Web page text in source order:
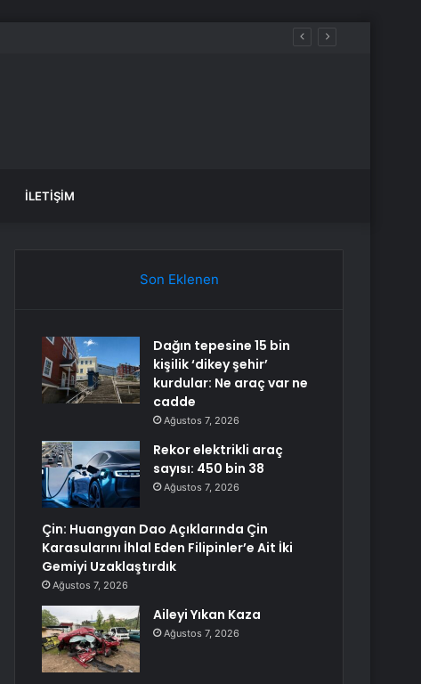
İLETIŞIM
Son Eklenen
Dağın tepesine 15 bin
kişilik ‘dikey şehir’
kurdular: Ne araç var ne
cadde
Ağustos 7, 2026
Rekor elektrikli araç
sayısı: 450 bin 38
Ağustos 7, 2026
Çin: Huangyan Dao Açıklarında Çin
Karasularını İhlal Eden Filipinler’e Ait İki
Gemiyi Uzaklaştırdık
Ağustos 7, 2026
Aileyi Yıkan Kaza
Ağustos 7, 2026